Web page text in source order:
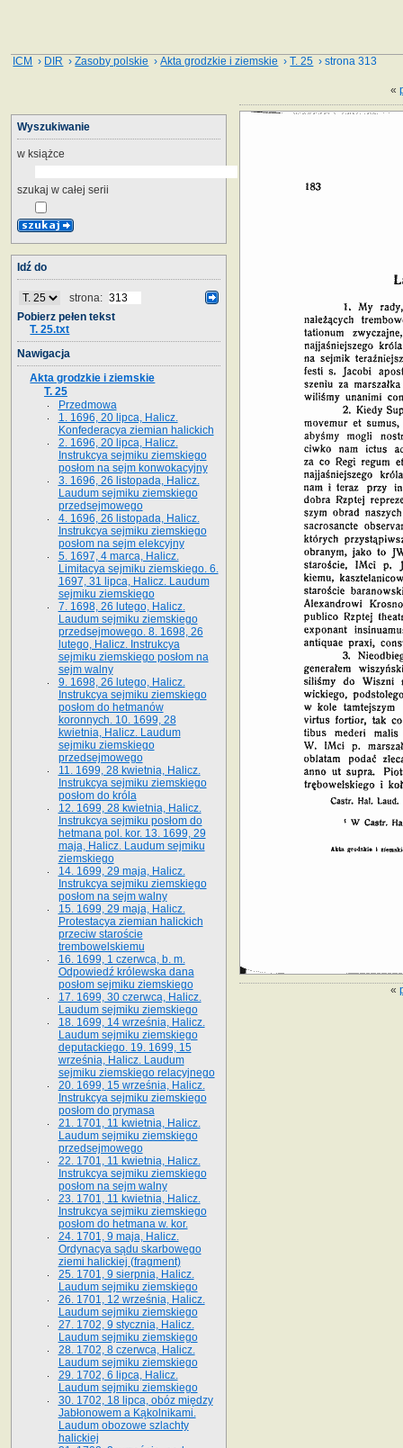
ICM › DIR ›Zasoby polskie ›Akta grodzkie i ziemskie ›T. 25 › strona 313
«
«
Wyszukiwanie
w książce
szukaj w całej serii
Idź do
strona:
Pobierz pełen tekst
T. 25.txt
Nawigacja
Akta grodzkie i ziemskie
T. 25
Przedmowa
1. 1696, 20 lipca, Halicz.
Konfederacya ziemian halickich
2. 1696, 20 lipca, Halicz.
Instrukcya sejmiku ziemskiego
posłom na sejm konwokacyjny
3. 1696, 26 listopada, Halicz.
Laudum sejmiku ziemskiego
przedsejmowego
4. 1696, 26 listopada, Halicz.
Instrukcya sejmiku ziemskiego
posłom na sejm elekcyjny
5. 1697, 4 marca, Halicz.
Limitacya sejmiku ziemskiego. 6.
1697, 31 lipca, Halicz. Laudum
sejmiku ziemskiego
7. 1698, 26 lutego, Halicz.
Laudum sejmiku ziemskiego
przedsejmowego. 8. 1698, 26
lutego, Halicz. Instrukcya
sejmiku ziemskiego posłom na
sejm walny
9. 1698, 26 lutego, Halicz.
Instrukcya sejmiku ziemskiego
posłom do hetmanów
koronnych. 10. 1699, 28
kwietnia, Halicz. Laudum
sejmiku ziemskiego
przedsejmowego
11. 1699, 28 kwietnia, Halicz.
Instrukcya sejmiku ziemskiego
posłom do króla
12. 1699, 28 kwietnia, Halicz.
Instrukcya sejmiku posłom do
hetmana pol. kor. 13. 1699, 29
maja, Halicz. Laudum sejmiku
ziemskiego
14. 1699, 29 maja, Halicz.
Instrukcya sejmiku ziemskiego
posłom na sejm walny
15. 1699, 29 maja, Halicz.
Protestacya ziemian halickich
przeciw staroście
trembowelskiemu
16. 1699, 1 czerwca, b. m.
Odpowiedź królewska dana
posłom sejmiku ziemskiego
17. 1699, 30 czerwca, Halicz.
Laudum sejmiku ziemskiego
18. 1699, 14 września, Halicz.
Laudum sejmiku ziemskiego
deputackiego. 19. 1699, 15
września, Halicz. Laudum
sejmiku ziemskiego relacyjnego
20. 1699, 15 września, Halicz.
Instrukcya sejmiku ziemskiego
posłom do prymasa
21. 1701, 11 kwietnia, Halicz.
Laudum sejmiku ziemskiego
przedsejmowego
22. 1701, 11 kwietnia, Halicz.
Instrukcya sejmiku ziemskiego
posłom na sejm walny
23. 1701, 11 kwietnia, Halicz.
Instrukcya sejmiku ziemskiego
posłom do hetmana w. kor.
24. 1701, 9 maja, Halicz.
Ordynacya sądu skarbowego
ziemi halickiej (fragment)
25. 1701, 9 sierpnia, Halicz.
Laudum sejmiku ziemskiego
26. 1701, 12 września, Halicz.
Laudum sejmiku ziemskiego
27. 1702, 9 stycznia, Halicz.
Laudum sejmiku ziemskiego
28. 1702, 8 czerwca, Halicz.
Laudum sejmiku ziemskiego
29. 1702, 6 lipca, Halicz.
Laudum sejmiku ziemskiego
30. 1702, 18 lipca, obóz między
Jabłonowem a Kąkolnikami.
Laudum obozowe szlachty
halickiej